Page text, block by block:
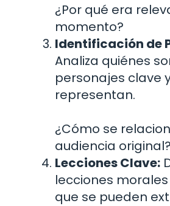
¿Por qué era
momento?
Identificación de
Analiza quiénes
personajes clave
representan.
¿Cómo se
audiencia original?
Lecciones Clave:
lecciones
que se pueden